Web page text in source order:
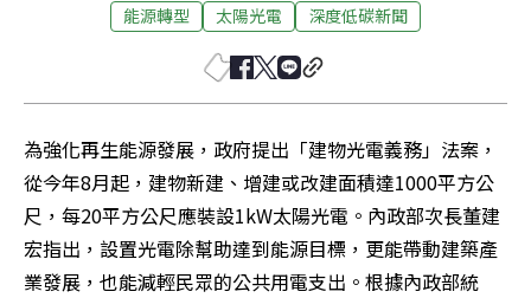
能源轉型 太陽光電 深度低碳新聞
為強化再生能源發展，政府提出「建物光電義務」法案，
從今年8月起，建物新建、增建或改建面積達1000平方公
尺，每20平方公尺應裝設1kW太陽光電。內政部次長董建
宏指出，設置光電除幫助達到能源目標，更能帶動建築產
業發展，也能減輕民眾的公共用電支出。根據內政部統